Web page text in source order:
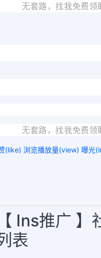
无套路，找我免费领
无套路，找我免费领
(like) 浏览播放量(view) 曝光
Ins推广 】
表